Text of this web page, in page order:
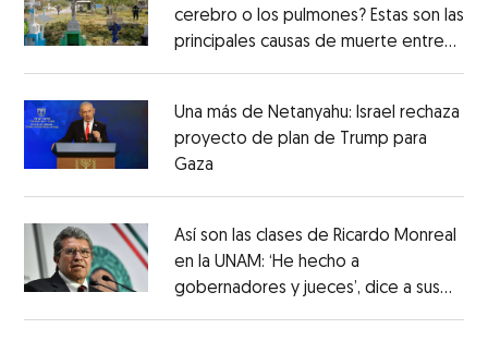
cerebro o los pulmones? Estas son las
principales causas de muerte entre
Una más de Netanyahu: Israel rechaza
proyecto de plan de Trump para
Gaza
Así son las clases de Ricardo Monreal
en la UNAM: ‘He hecho a
gobernadores y jueces’, dice a sus